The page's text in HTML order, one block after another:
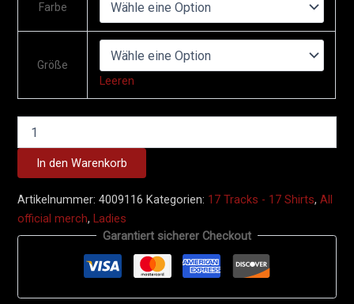
Farbe
Größe
Leeren
In den Warenkorb
Artikelnummer:4009116 Kategorien: 17 Tracks - 17 Shirts,All
official merch,Ladies
Garantiert sicherer Checkout